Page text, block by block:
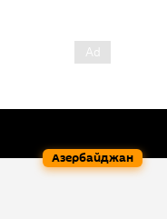
Азербайджан